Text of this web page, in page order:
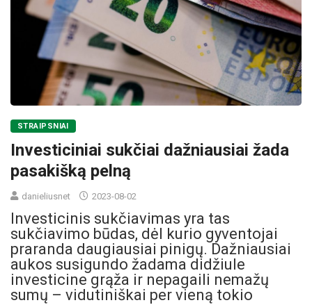
STRAIPSNIAI
Investiciniai sukčiai dažniausiai žada
pasakišką pelną
danieliusnet 2023-08-02
Investicinis sukčiavimas yra tas
sukčiavimo būdas, dėl kurio gyventojai
praranda daugiausiai pinigų. Dažniausiai
aukos susigundo žadama didžiule
investicine grąža ir nepagaili nemažų
sumų – vidutiniškai per vieną tokio